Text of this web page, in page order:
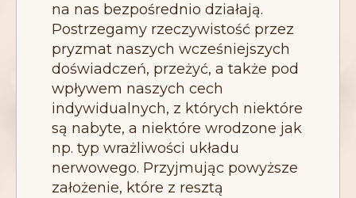
na nas bezpośrednio działają.
Postrzegamy rzeczywistość przez
pryzmat naszych wcześniejszych
doświadczeń, przeżyć, a także pod
wpływem naszych cech
indywidualnych, z których niektóre
są nabyte, a niektóre wrodzone jak
np. typ wrażliwości układu
nerwowego. Przyjmując powyższe
założenie, które z resztą